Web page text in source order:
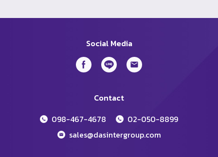
Social Media
Contact
098-467-4678
02-050-8899
sales@dasintergroup.com